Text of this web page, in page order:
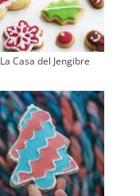
La Casa del Jengibre